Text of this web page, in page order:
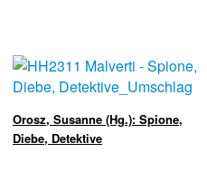
Orosz, Susanne (Hg.): Spione,
Diebe, Detektive